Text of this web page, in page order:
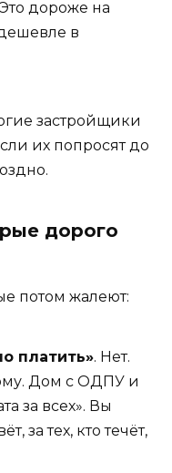
дороже на
в
застройщики
их попросят до
дорого
потом жалеют:
платить». Нет.
Дом с ОДПУ и
за всех». Вы
за тех, кто течёт,